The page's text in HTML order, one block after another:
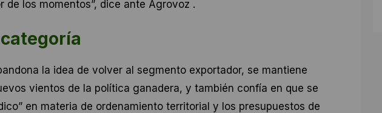
de los momentos”, dice ante Agrovoz .
la idea de volver al segmento exportador, se mantiene
vientos de la política ganadera, y también confía en que se
en materia de ordenamiento territorial y los presupuestos de